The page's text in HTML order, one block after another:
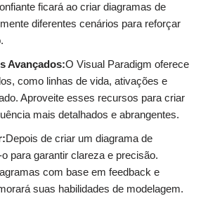
ficará ao criar diagramas de
diferentes cenários para reforçar
Avançados:O Visual Paradigm oferece
como linhas de vida, ativações e
Aproveite esses recursos para criar
mais detalhados e abrangentes.
Depois de criar um diagrama de
para garantir clareza e precisão.
com base em feedback e
suas habilidades de modelagem.